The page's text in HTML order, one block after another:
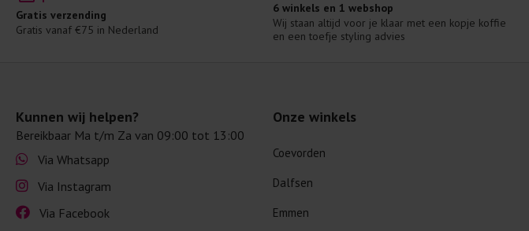
Gratis verzending
Gratis vanaf €75 in Nederland
6 winkels en 1 webshop
Wij staan altijd voor je klaar met een kopje koffie
en een toefje styling advies
Kunnen wij helpen?
Bereikbaar Ma t/m Za van 09:00 tot 13:00
Via Whatsapp
Via Instagram
Via Facebook
Onze winkels
Coevorden
Dalfsen
Emmen